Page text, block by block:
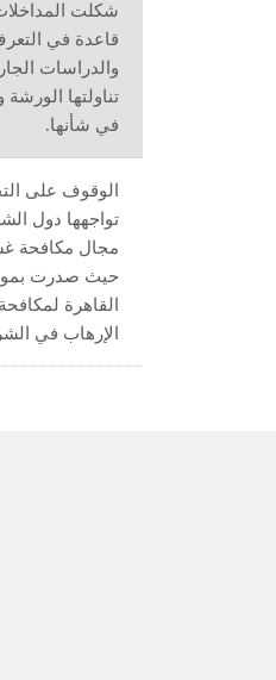
شكلت
قاعدة في
والدراسات
تناولتها الورشة
في شأنها.
الوقوف على
تواجهها دول
مجال مكافحة
حيث صدرت
القاهرة
الإرهاب في